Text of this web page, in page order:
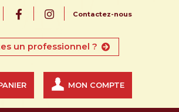
un professionnel ?
Contactez-nous
MON COMPTE